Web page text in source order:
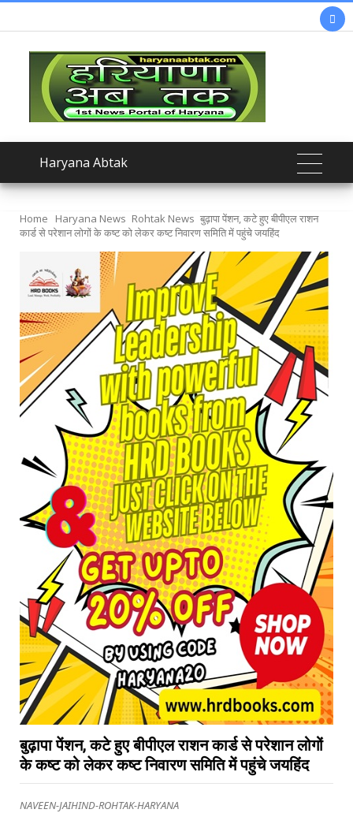

Haryana Abtak
Home Haryana News Rohtak News बुढ़ापा पेंशन, कटे हुए बीपीएल राशन
कार्ड से परेशान लोगों के कष्ट को लेकर कष्ट निवारण समिति में पहुंचे जयहिंद
बुढ़ापा पेंशन, कटे हुए बीपीएल राशन कार्ड से परेशान लोगों
के कष्ट को लेकर कष्ट निवारण समिति में पहुंचे जयहिंद
NAVEEN-JAIHIND-ROHTAK-HARYANA